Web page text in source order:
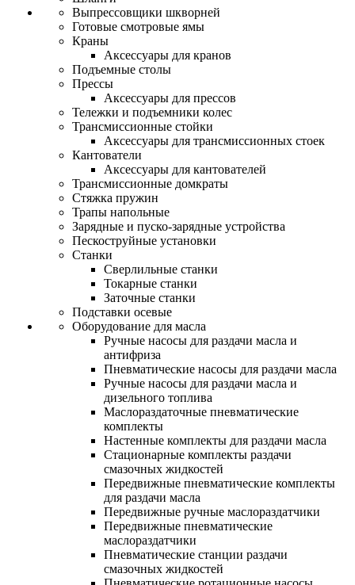
Выпрессовщики шкворней
Готовые смотровые ямы
Краны
Аксессуары для кранов
Подъемные столы
Прессы
Аксессуары для прессов
Тележки и подъемники колес
Трансмиссионные стойки
Аксессуары для трансмиссионных стоек
Кантователи
Аксессуары для кантователей
Трансмиссионные домкраты
Стяжка пружин
Трапы напольные
Зарядные и пуско-зарядные устройства
Пескоструйные установки
Станки
Сверлильные станки
Токарные станки
Заточные станки
Подставки осевые
Оборудование для масла
Ручные насосы для раздачи масла и
антифриза
Пневматические насосы для раздачи масла
Ручные насосы для раздачи масла и
дизельного топлива
Маслораздаточные пневматические
комплекты
Настенные комплекты для раздачи масла
Стационарные комплекты раздачи
смазочных жидкостей
Передвижные пневматические комплекты
для раздачи масла
Передвижные ручные маслораздатчики
Передвижные пневматические
маслораздатчики
Пневматические станции раздачи
смазочных жидкостей